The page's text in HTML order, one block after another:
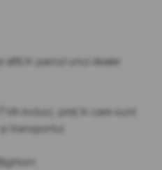
află în parcul unui dealer
inclus), preț în care sunt
transportul.